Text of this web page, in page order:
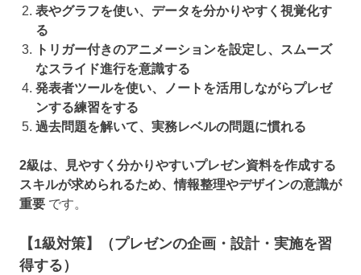
表やグラフを使い、データを分かりやすく視覚化す
る
トリガー付きのアニメーションを設定し、スムーズ
なスライド進行を意識する
発表者ツールを使い、ノートを活用しながらプレゼ
ンする練習をする
過去問題を解いて、実務レベルの問題に慣れる
2級は、見やすく分かりやすいプレゼン資料を作成する
スキルが求められるため、情報整理やデザインの意識が
重要 です。
【1級対策】（プレゼンの企画・設計・実施を習
得する）